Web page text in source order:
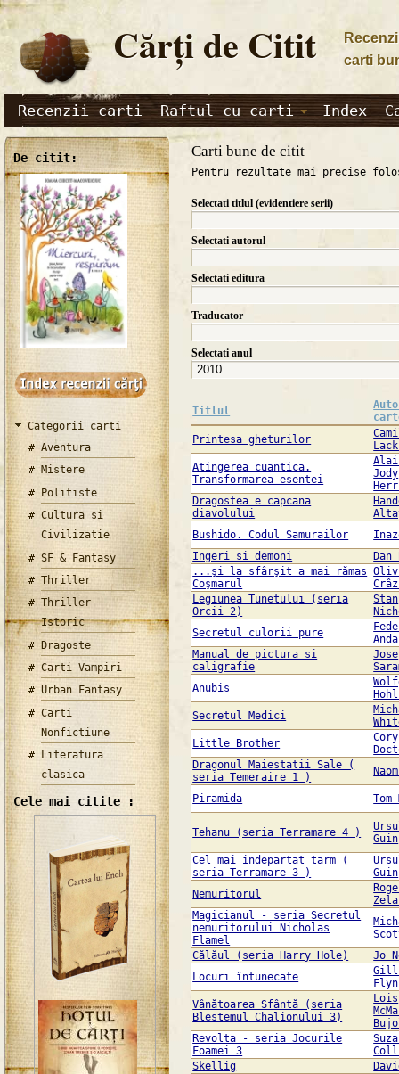
Cărţi de Citit
carti
Recenzii carti Raftul cu carti Index
De citit:
Categorii carti
Aventura
Mistere
Politiste
Cultura si
Civilizatie
SF & Fantasy
Thriller
Thriller
Istoric
Dragoste
Carti Vampiri
Urban Fantasy
Carti
Nonfictiune
Literatura
clasica
Cele mai citite :
Carti bune de citit
Pentru rezultate mai precise
Selectati titlul (evidentiere serii)
Selectati autorul
Selectati editura
Traducator
Selectati anul
Titlul
Printesa gheturilor
Atingerea cuantica.
Transformarea esentei
Jody
Dragostea e capcana
diavolului
Bushido. Codul Samurailor
Ingeri si demoni
Dan
...şi la sfârşit a mai rămas
Coşmarul
Legiunea Tunetului (seria
Orcii 2)
Stan
Secretul culorii pure
Manual de pictura si
caligrafie
Jose
Anubis
Secretul Medici
Little Brother
Cory
Dragonul Maiestatii Sale (
seria Temeraire 1 )
Piramida
Tehanu (seria Terramare 4 )
Guin
Cel mai indepartat tarm (
seria Terramare 3 )
Guin
Nemuritorul
Magicianul - seria Secretul
nemuritorului Nicholas
Flamel
Călăul (seria Harry Hole)
Jo
Locuri întunecate
Vânătoarea Sfântă (seria
Blestemul Chalionului 3)
Lois
Revolta - seria Jocurile
Foamei 3
Skellig